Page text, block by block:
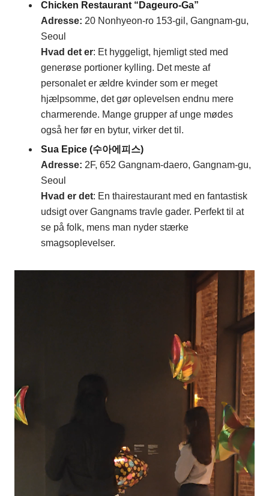
Chicken Restaurant “Dageuro-Ga”
Adresse: 20 Nonhyeon-ro 153-gil, Gangnam-gu,
Seoul
Hvad det er: Et hyggeligt, hjemligt sted med
generøse portioner kylling. Det meste af
personalet er ældre kvinder som er meget
hjælpsomme, det gør oplevelsen endnu mere
charmerende. Mange grupper af unge mødes
også her før en bytur, virker det til.
Sua Epice (수아에피스)
Adresse: 2F, 652 Gangnam-daero, Gangnam-gu,
Seoul
Hvad er det: En thairestaurant med en fantastisk
udsigt over Gangnams travle gader. Perfekt til at
se på folk, mens man nyder stærke
smagsoplevelser.